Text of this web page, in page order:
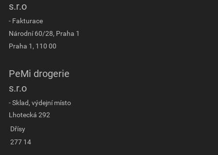
s.r.o
- Fakturace
Národní 60/28, Praha 1
Praha 1, 110 00
PeMi drogerie
s.r.o
- Sklad, výdejní místo
Lhotecká 292
Dřísy
277 14